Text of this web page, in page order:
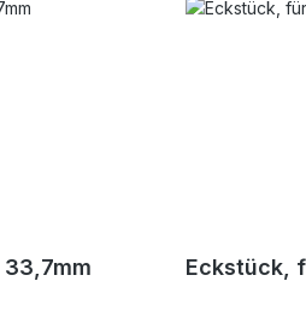
Eckstück,